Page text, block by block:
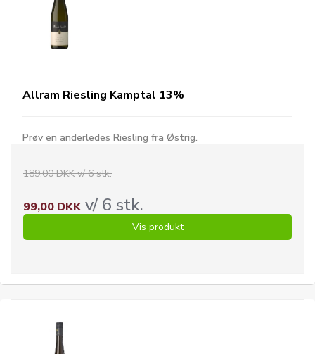
Allram Riesling Kamptal 13%
Prøv en anderledes Riesling fra Østrig.
189,00 DKK v/ 6 stk.
99,00 DKKv/ 6 stk.
Vis produkt